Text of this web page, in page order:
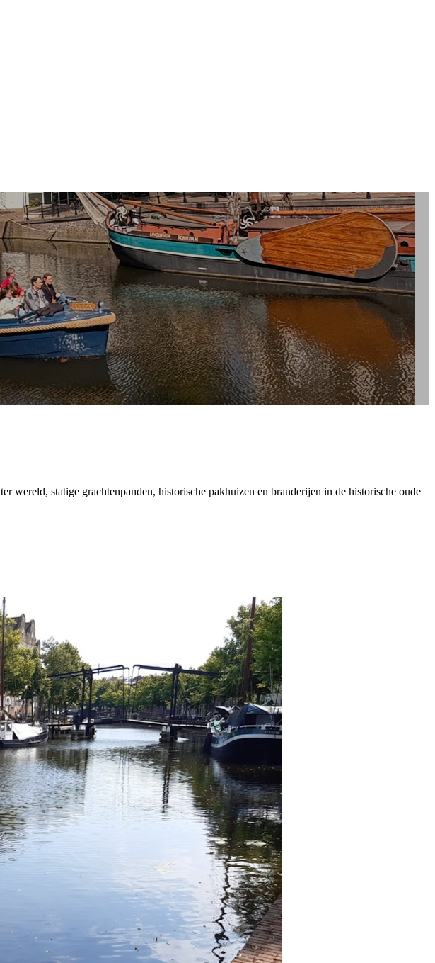
wereld, statige grachtenpanden, historische pakhuizen en branderijen in de historische oude